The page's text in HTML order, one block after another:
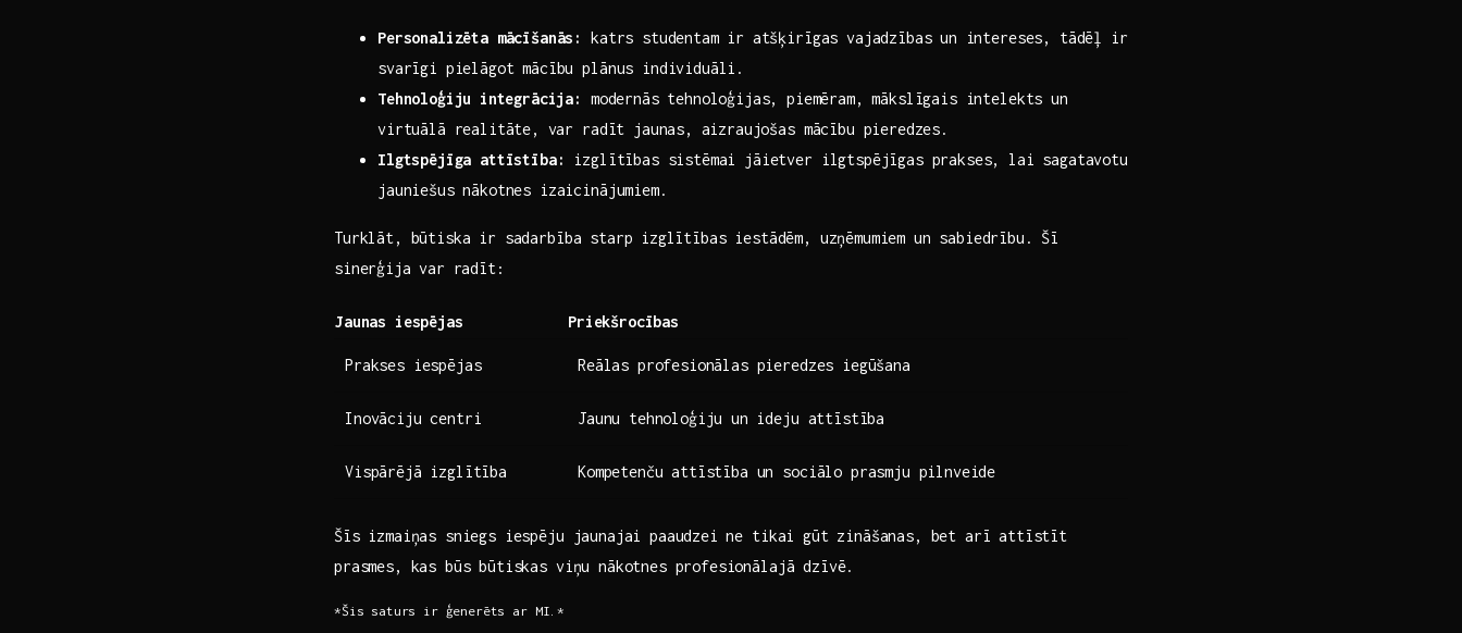
Personalizēta mācīšanās:
katrs studentam ir ⁤atšķirīgas vajadzības ⁤un intereses, tādēļ ​ir
svarīgi pielāgot mācību plānus individuāli.
Tehnoloģiju ⁢integrācija:
modernās tehnoloģijas,⁤ piemēram,‍ mākslīgais intelekts un⁢
virtuālā realitāte, ⁢var radīt jaunas, ⁤aizraujošas mācību pieredzes.
Ilgtspējīga ‍attīstība:
izglītības sistēmai jāietver ilgtspējīgas prakses,⁢ lai sagatavotu
jauniešus nākotnes izaicinājumiem.
Turklāt, būtiska ir sadarbība starp ⁣izglītības iestādēm, uzņēmumiem un⁣ sabiedrību. Šī
‌sinerģija⁤ var radīt:
Jaunas iespējas Priekšrocības
Prakses​ iespējas Reālas profesionālas pieredzes iegūšana
Inovāciju‌ centri Jaunu tehnoloģiju ⁣un ideju attīstība
Vispārējā izglītība Kompetenču ​attīstība un sociālo prasmju pilnveide
Šīs izmaiņas sniegs iespēju jaunajai paaudzei ⁤ne ‍tikai gūt zināšanas, bet arī⁤ attīstīt
prasmes, kas būs būtiskas viņu nākotnes profesionālajā ‍dzīvē.
*Šis saturs ir ģenerēts ar MI.*